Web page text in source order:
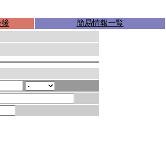
簡易情報一覧